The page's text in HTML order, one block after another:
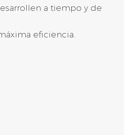
a tiempo y de
eficiencia.